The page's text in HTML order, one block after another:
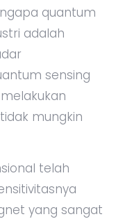
quantum
adalah
sensing
mungkin
telah
yang sangat